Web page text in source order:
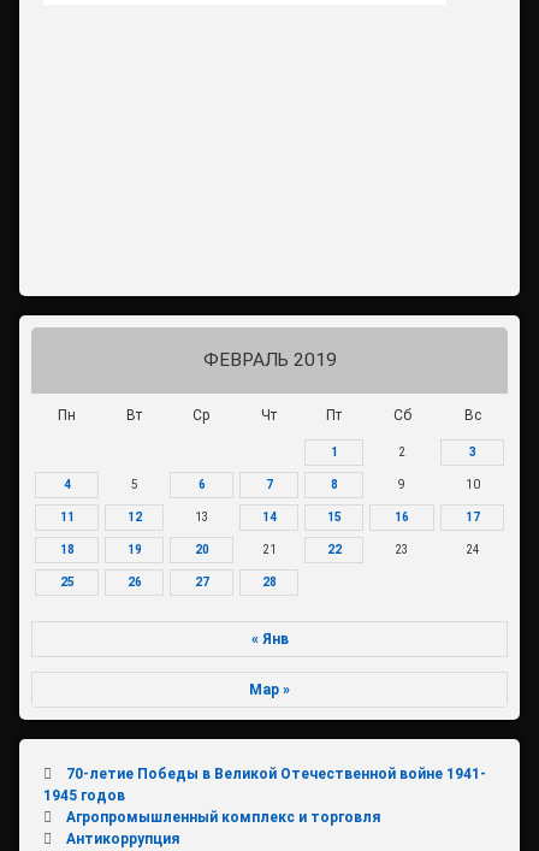
ФЕВРАЛЬ 2019
Пн Вт Ср Чт Пт Сб Вс
1 2 3
4 5 6 7 8 9 10
11 12 13 14 15 16 17
18 19 20 21 22 23 24
25 26 27 28
« Янв
Мар »
70-летие Победы в Великой Отечественной войне 1941-
1945 годов
Агропромышленный комплекс и торговля
Антикоррупция